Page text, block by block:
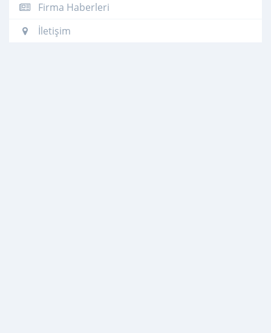
Firma Haberleri
İletişim